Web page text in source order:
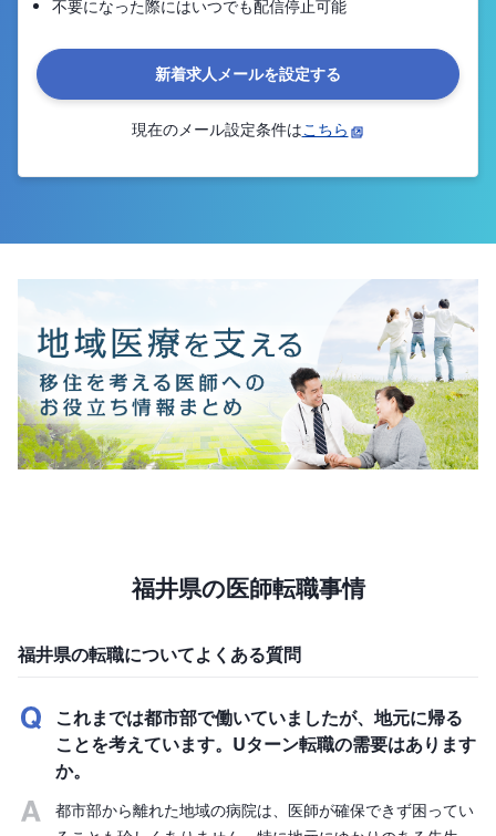
不要になった際にはいつでも配信停止可能
新着求人メールを設定する
現在のメール設定条件はこちら
福井県の医師転職事情
福井県の転職についてよくある質問
これまでは都市部で働いていましたが、地元に帰る
ことを考えています。Uターン転職の需要はあります
か。
都市部から離れた地域の病院は、医師が確保できず困ってい